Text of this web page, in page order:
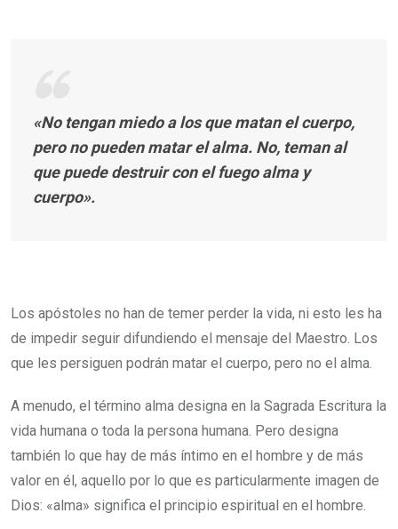
«No tengan miedo a los que matan el cuerpo,
pero no pueden matar el alma. No, teman al
que puede destruir con el fuego alma y
cuerpo».
Los apóstoles no han de temer perder la vida, ni esto les ha
de impedir seguir difundiendo el mensaje del Maestro. Los
que les persiguen podrán matar el cuerpo, pero no el alma.
A menudo, el término alma designa en la Sagrada Escritura la
vida humana o toda la persona humana. Pero designa
también lo que hay de más íntimo en el hombre y de más
valor en él, aquello por lo que es particularmente imagen de
Dios: «alma» significa el principio espiritual en el hombre.